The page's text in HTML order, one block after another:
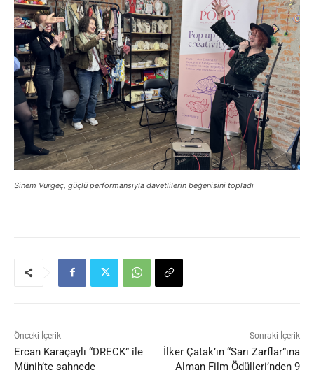
Sinem Vurgeç, güçlü performansıyla davetlilerin beğenisini topladı
Önceki İçerik
Ercan Karaçaylı “DRECK” ile
Münih’te sahnede
Sonraki İçerik
İlker Çatak’ın “Sarı Zarflar”ına
Alman Film Ödülleri’nden 9